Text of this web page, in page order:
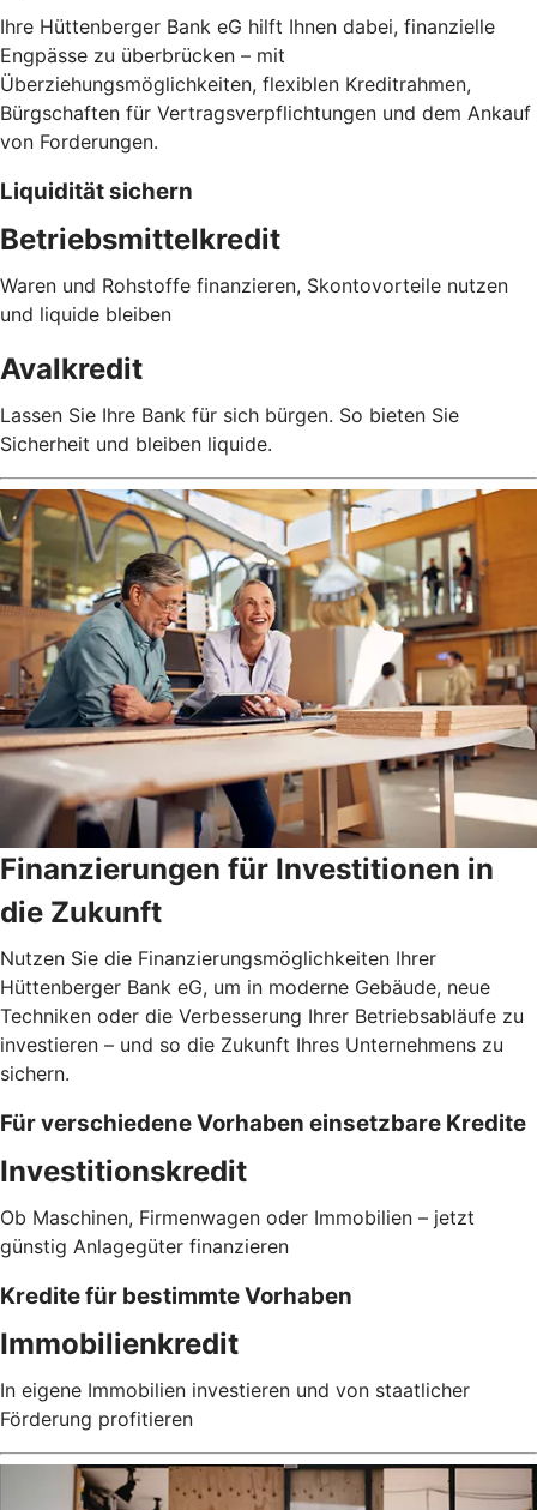
Ihre Hüttenberger Bank eG hilft Ihnen dabei, finanzielle
Engpässe zu überbrücken – mit
Überziehungsmöglichkeiten, flexiblen Kreditrahmen,
Bürgschaften für Vertragsverpflichtungen und dem Ankauf
von Forderungen.
Liquidität sichern
Betriebsmittelkredit
Waren und Rohstoffe finanzieren, Skontovorteile nutzen
und liquide bleiben
Avalkredit
Lassen Sie Ihre Bank für sich bürgen. So bieten Sie
Sicherheit und bleiben liquide.
Finanzierungen für Investitionen in
die Zukunft
Nutzen Sie die Finanzierungsmöglichkeiten Ihrer
Hüttenberger Bank eG, um in moderne Gebäude, neue
Techniken oder die Verbesserung Ihrer Betriebsabläufe zu
investieren – und so die Zukunft Ihres Unternehmens zu
sichern.
Für verschiedene Vorhaben einsetzbare Kredite
Investitionskredit
Ob Maschinen, Firmenwagen oder Immobilien – jetzt
günstig Anlagegüter finanzieren
Kredite für bestimmte Vorhaben
Immobilienkredit
In eigene Immobilien investieren und von staatlicher
Förderung profitieren